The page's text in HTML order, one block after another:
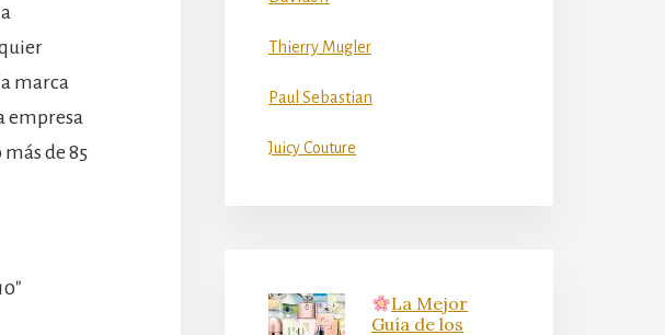
marca
empresa
de 85
Thierry Mugler
Paul Sebastian
Juicy Couture
La Mejor
Guía de los